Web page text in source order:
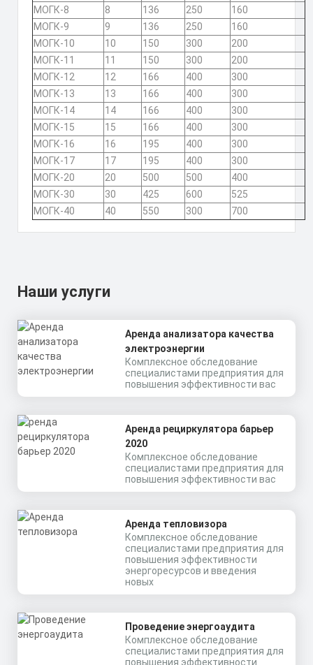
МОГК-8
8 136 250
160
МОГК-9
9 136 250
160
МОГК-10
10 150 300
200
МОГК-11
11 150 300
200
МОГК-12
12 166 400
300
МОГК-13
13 166 400
300
МОГК-14
14 166 400
300
МОГК-15
15 166 400
300
МОГК-16
16 195 400
300
МОГК-17
17 195 400
300
МОГК-20
20 500 500
400
МОГК-30
30 425 600
525
МОГК-40
40 550 300 700
Наши услуги
Аренда анализатора качества
электроэнергии
Комплексное обследование
специалистами предприятия для
повышения эффективности вас
Аренда рециркулятора барьер
2020
Комплексное обследование
специалистами предприятия для
повышения эффективности вас
Аренда тепловизора
Комплексное обследование
специалистами предприятия для
повышения эффективности
энергоресурсов и введения
новых
Проведение энергоаудита
Комплексное обследование
специалистами предприятия для
повышения эффективности